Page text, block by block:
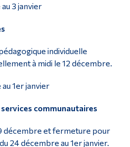
3 janvier
individuelle
à midi le 12 décembre.
1er janvier
communautaires
décembre et fermeture pour
24 décembre au 1er janvier.